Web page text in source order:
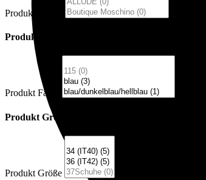
Produkt Marke
Produkt Farbe
Produkt Farbe
Produkt Größe
Produkt Größe